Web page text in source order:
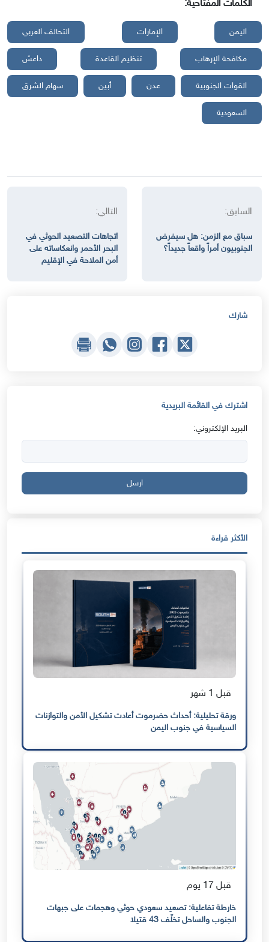
الكلمات المفتاحية:
اليمن الإمارات التحالف العربي
مكافحة الإرهاب تنظيم القاعدة داعش
القوات الجنوبية عدن أبين سهام الشرق
السعودية
السابق:
سباق مع الزمن: هل سيفرض
الجنوبيون أمراً واقعاً جديداً؟
التالي:
اتجاهات التصعيد الحوثي في
البحر الأحمر وانعكاساته على
أمن الملاحة في الإقليم
شارك
اشترك في القائمة البريدية
البريد الإلكتروني:
ارسل
الأكثر قراءة
قبل 1 شهر
ورقة تحليلية: أحداث حضرموت أعادت تشكيل الأمن والتوازنات
السياسية في جنوب اليمن
قبل 17 يوم
خارطة تفاعلية: تصعيد سعودي حوثي وهجمات على جبهات
الجنوب والساحل تخلّف 43 قتيلا